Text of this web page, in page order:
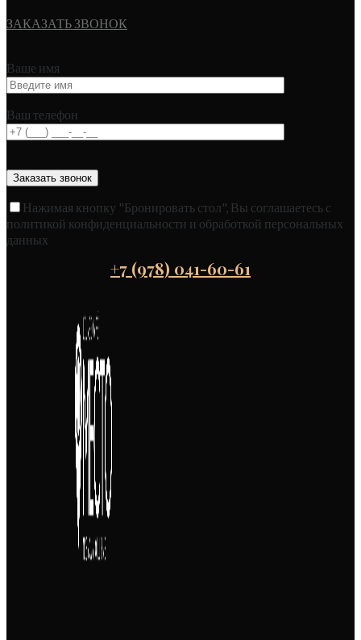
ЗАКАЗАТЬ ЗВОНОК
Ваше имя
Ваш телефон
Нажимая кнопку "Бронировать стол", Вы соглашаетесь с
политикой конфиденциальности и обработкой персональных
данных
+7 (978) 041-60-61